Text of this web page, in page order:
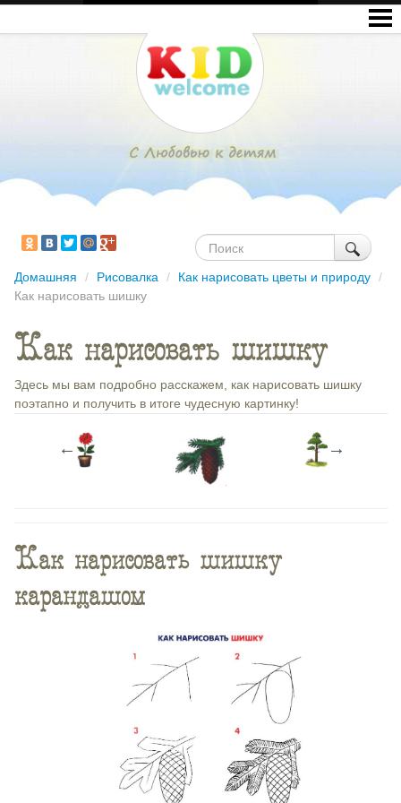
Домашняя / Рисовалка / Как нарисовать цветы и природу /
Как нарисовать шишку
Как нарисовать шишку
Здесь мы вам подробно расскажем, как нарисовать шишку
поэтапно и получить в итоге чудесную картинку!
← →
Как нарисовать шишку
карандашом